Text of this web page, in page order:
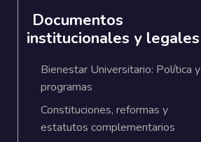
Documentos
institucionales y legales
Bienestar Universitario: Política y
programas
Constituciones, reformas y
estatutos complementarios